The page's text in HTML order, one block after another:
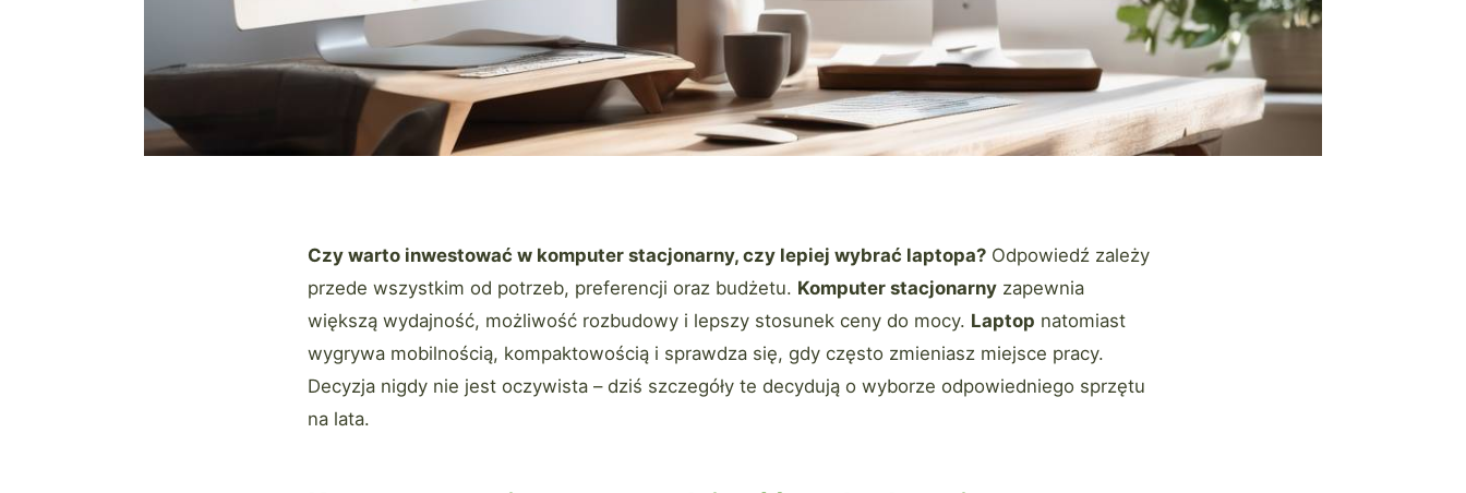
Czy warto inwestować w komputer stacjonarny, czy lepiej wybrać laptopa? Odpowiedź zależy
przede wszystkim od potrzeb, preferencji oraz budżetu. Komputer stacjonarny zapewnia
większą wydajność, możliwość rozbudowy i lepszy stosunek ceny do mocy. Laptop natomiast
wygrywa mobilnością, kompaktowością i sprawdza się, gdy często zmieniasz miejsce pracy.
Decyzja nigdy nie jest oczywista – dziś szczegóły te decydują o wyborze odpowiedniego sprzętu
na lata.